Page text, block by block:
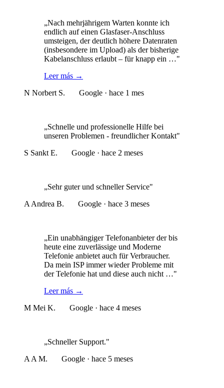
„Nach mehrjährigem Warten konnte ich
endlich auf einen Glasfaser-Anschluss
umsteigen, der deutlich höhere Datenraten
(insbesondere im Upload) als der bisherige
Kabelanschluss erlaubt – für knapp ein …"
Leer más →
N Norbert S. Google · hace 1 mes
„Schnelle und professionelle Hilfe bei
unseren Problemen - freundlicher Kontakt"
S Sankt E. Google · hace 2 meses
„Sehr guter und schneller Service"
A Andrea B. Google · hace 3 meses
„Ein unabhängiger Telefonanbieter der bis
heute eine zuverlässige und Moderne
Telefonie anbietet auch für Verbraucher.
Da mein ISP immer wieder Probleme mit
der Telefonie hat und diese auch nicht …"
Leer más →
M Mei K. Google · hace 4 meses
„Schneller Support."
A A M. Google · hace 5 meses